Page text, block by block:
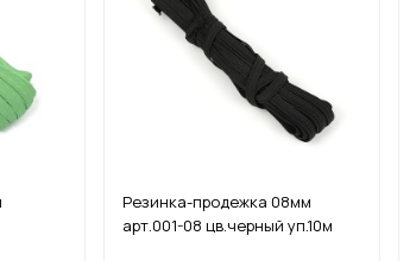
Резинка-продежка 08мм
арт.001-08 цв.черный уп.10м